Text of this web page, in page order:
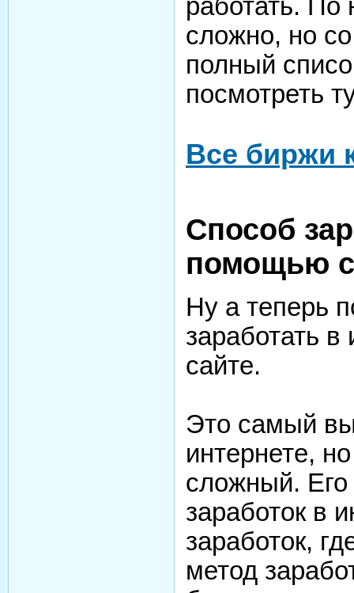
работать. По
сложно, но
полный
посмотреть
Все биржи
Способ
помощью
Ну а теперь
заработать в
сайте.
Это самый
интернете,
сложный. Его
заработок в
заработок,
метод